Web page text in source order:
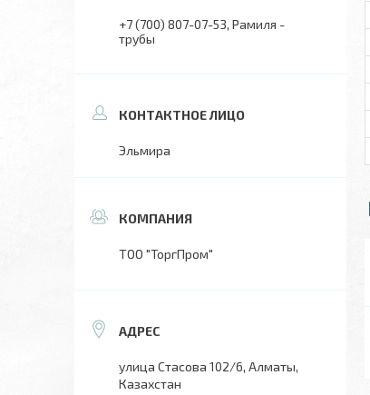
+7 (700) 807-07-53 Рамиля -
трубы
Эльмира
ТОО "ТоргПром"
улица Стасова 102/6, Алматы,
Казахстан